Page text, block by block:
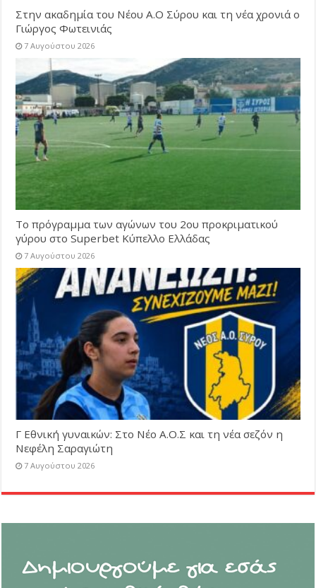
Στην ακαδημία του Νέου Α.Ο Σύρου και τη νέα χρονιά ο
Γιώργος Φωτεινιάς
7 Αυγούστου 2026
Το πρόγραμμα των αγώνων του 2ου προκριματικού
γύρου στο Superbet Κύπελλο Ελλάδας
7 Αυγούστου 2026
Γ Εθνική γυναικών: Στο Νέο Α.Ο.Σ και τη νέα σεζόν η
Νεφέλη Σαραγιώτη
7 Αυγούστου 2026